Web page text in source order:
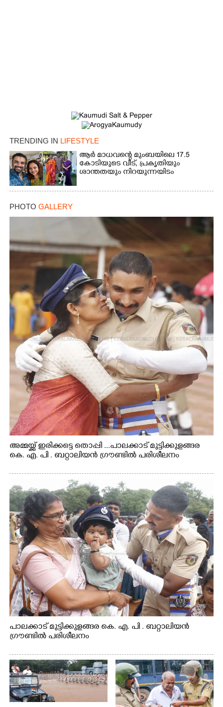
TRENDING IN LIFESTYLE
ആർ മാധവന്റെ മുംബയിലെ 17.5
കോടിയുടെ വീട്,​ പ്രകൃതിയും
ശാന്തതയും നിറയുന്നയിടം
PHOTO GALLERY
അമ്മയ്ക്ക് ഇരിക്കട്ടെ തൊപ്പി ...പാലക്കാട് മുട്ടിക്കുളങ്ങര
കെ. എ. പി . ബറ്റാലിയൻ ഗ്രൗണ്ടിൽ പരിശീലനം
പാലക്കാട് മുട്ടിക്കുളങ്ങര കെ. എ. പി . ബറ്റാലിയൻ
ഗ്രൗണ്ടിൽ പരിശീലനം
×
Share this link
Copy Link